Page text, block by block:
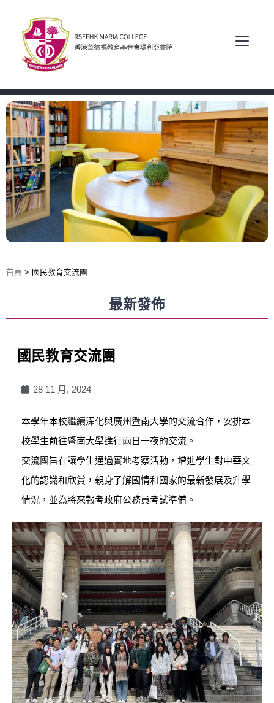
首頁 > 國民教育交流團
最新發佈
國民教育交流團
28 11 月, 2024
本學年本校繼續深化與廣州暨南大學的交流合作，安排本
校學生前往暨南大學進行兩日一夜的交流。
交流團旨在讓學生通過實地考察活動，增進學生對中華文
化的認識和欣賞，親身了解國情和國家的最新發展及升學
情況，並為將來報考政府公務員考試準備。